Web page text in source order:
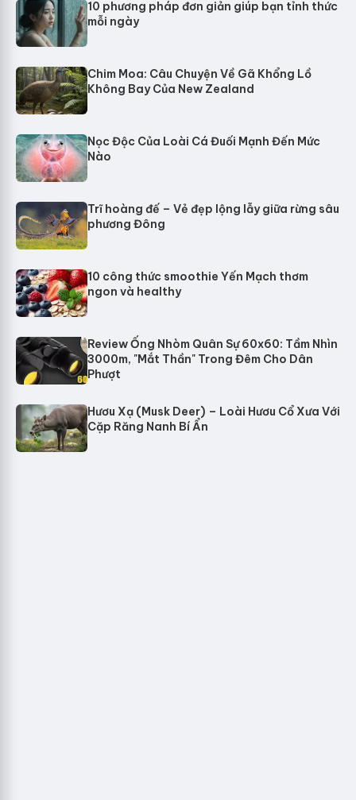
10 phương pháp đơn giản giúp bạn tỉnh thức
mỗi ngày
Chim Moa: Câu Chuyện Về Gã Khổng Lồ
Không Bay Của New Zealand
Nọc Độc Của Loài Cá Đuối Mạnh Đến Mức
Nào
Trĩ hoàng đế – Vẻ đẹp lộng lẫy giữa rừng sâu
phương Đông
10 công thức smoothie Yến Mạch thơm
ngon và healthy
Review Ống Nhòm Quân Sự 60x60: Tầm Nhìn
3000m, "Mắt Thần" Trong Đêm Cho Dân
Phượt
Hươu Xạ (Musk Deer) – Loài Hươu Cổ Xưa Với
Cặp Răng Nanh Bí Ẩn